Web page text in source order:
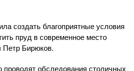
создать благоприятные условия
пруд в современное место
Бирюков.
обследования столичных